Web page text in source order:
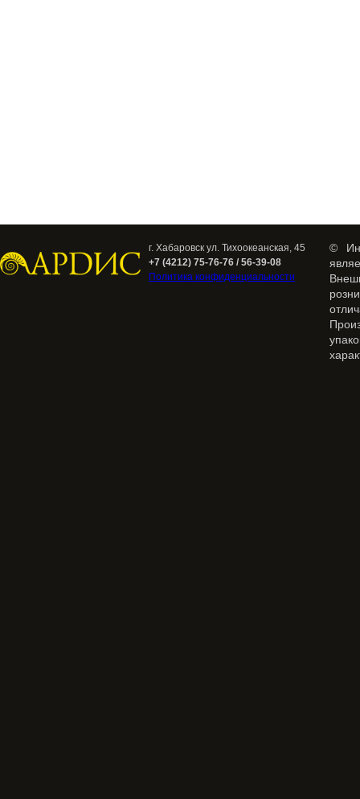
г. Хабаровск ул. Тихоокеанская, 45
+7 (4212) 75-76-76 / 56-39-08
Политика конфиденциальности
©